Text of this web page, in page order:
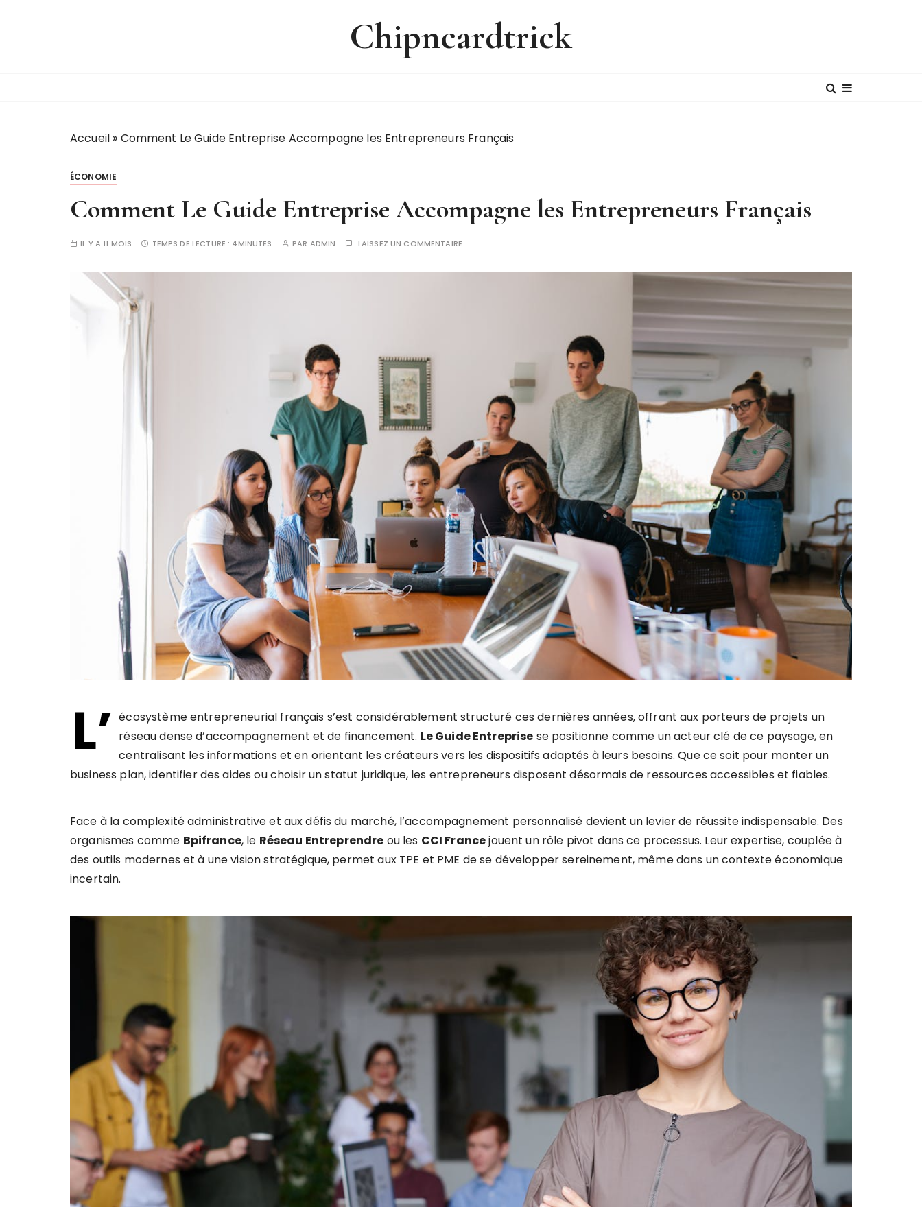
Chipncardtrick
Accueil » Comment Le Guide Entreprise Accompagne les Entrepreneurs Français
ÉCONOMIE
Comment Le Guide Entreprise Accompagne les Entrepreneurs Français
IL Y A 11 MOIS TEMPS DE LECTURE : 4MINUTES PAR ADMIN LAISSEZ UN COMMENTAIRE
L’ écosystème entrepreneurial français s’est considérablement structuré ces dernières années, offrant aux porteurs de projets un
réseau dense d’accompagnement et de financement. Le Guide Entreprise se positionne comme un acteur clé de ce paysage, en
centralisant les informations et en orientant les créateurs vers les dispositifs adaptés à leurs besoins. Que ce soit pour monter un
business plan, identifier des aides ou choisir un statut juridique, les entrepreneurs disposent désormais de ressources accessibles et fiables.
Face à la complexité administrative et aux défis du marché, l’accompagnement personnalisé devient un levier de réussite indispensable. Des
organismes comme Bpifrance, le Réseau Entreprendre ou les CCI Francejouent un rôle pivot dans ce processus. Leur expertise, couplée à
des outils modernes et à une vision stratégique, permet aux TPE et PME de se développer sereinement, même dans un contexte économique
incertain.